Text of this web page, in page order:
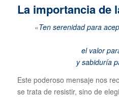
La importancia de
«Ten serenidad para
el valor
y sabiduría
Este poderoso mensaje nos
se trata de resistir, sino de